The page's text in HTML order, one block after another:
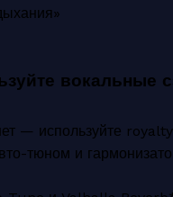
вокальные
— используйте
тюном и